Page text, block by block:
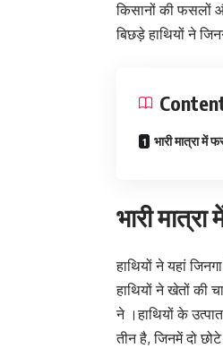
किसानों की फसलों
बिछड़े हाथियों ने
भारी मात्रा में
भारी
हाथियों ने यहां
हाथियों ने खेतों की
ने ।हाथियों के
तीन है, जिनमें दो